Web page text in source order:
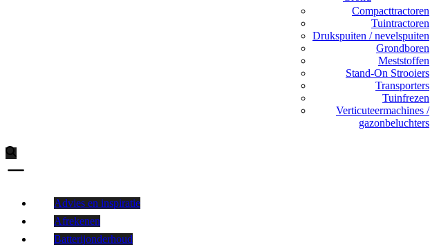
Compacttractoren
Tuintractoren
Drukspuiten / nevelspuiten
Grondboren
Meststoffen
Stand-On Strooiers
Transporters
Tuinfrezen
Verticuteermachines /
gazonbeluchters
Advies en inspiratie
Afrekenen
Batterijonderhoud